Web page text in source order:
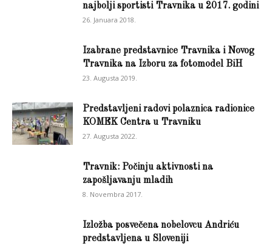
najbolji sportisti Travnika u 2017. godini
26. Januara 2018.
Izabrane predstavnice Travnika i Novog
Travnika na Izboru za fotomodel BiH
23. Augusta 2019.
Predstavljeni radovi polaznica radionice
KOMEK Centra u Travniku
27. Augusta 2022.
Travnik: Počinju aktivnosti na
zapošljavanju mladih
8. Novembra 2017.
Izložba posvečena nobelovcu Andriću
predstavljena u Sloveniji